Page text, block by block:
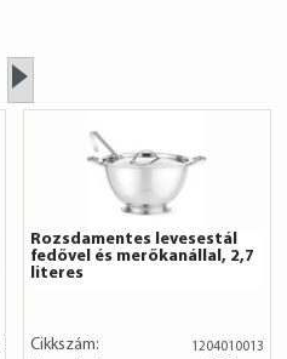
Rozsdamentes levesestál
fedővel és merőkanállal, 2,7
literes
Cikkszám: 1204010013